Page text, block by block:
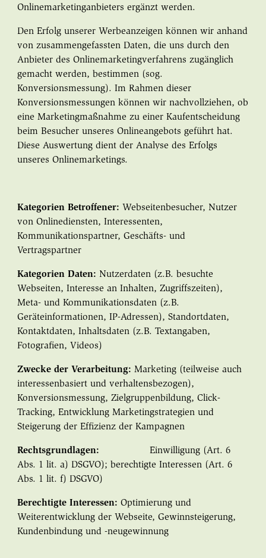
Onlinemarketinganbieters ergänzt werden.
Den Erfolg unserer Werbeanzeigen können wir anhand
von zusammengefassten Daten, die uns durch den
Anbieter des Onlinemarketingverfahrens zugänglich
gemacht werden, bestimmen (sog.
Konversionsmessung). Im Rahmen dieser
Konversionsmessungen können wir nachvollziehen, ob
eine Marketingmaßnahme zu einer Kaufentscheidung
beim Besucher unseres Onlineangebots geführt hat.
Diese Auswertung dient der Analyse des Erfolgs
unseres Onlinemarketings.
Kategorien Betroffener: Webseitenbesucher, Nutzer
von Onlinediensten, Interessenten,
Kommunikationspartner, Geschäfts- und
Vertragspartner
Kategorien Daten: Nutzerdaten (z.B. besuchte
Webseiten, Interesse an Inhalten, Zugriffszeiten),
Meta- und Kommunikationsdaten (z.B.
Geräteinformationen, IP-Adressen), Standortdaten,
Kontaktdaten, Inhaltsdaten (z.B. Textangaben,
Fotografien, Videos)
Zwecke der Verarbeitung: Marketing (teilweise auch
interessenbasiert und verhaltensbezogen),
Konversionsmessung, Zielgruppenbildung, Click-
Tracking, Entwicklung Marketingstrategien und
Steigerung der Effizienz der Kampagnen
Rechtsgrundlagen: Einwilligung (Art. 6
Abs. 1 lit. a) DSGVO); berechtigte Interessen (Art. 6
Abs. 1 lit. f) DSGVO)
Berechtigte Interessen: Optimierung und
Weiterentwicklung der Webseite, Gewinnsteigerung,
Kundenbindung und -neugewinnung